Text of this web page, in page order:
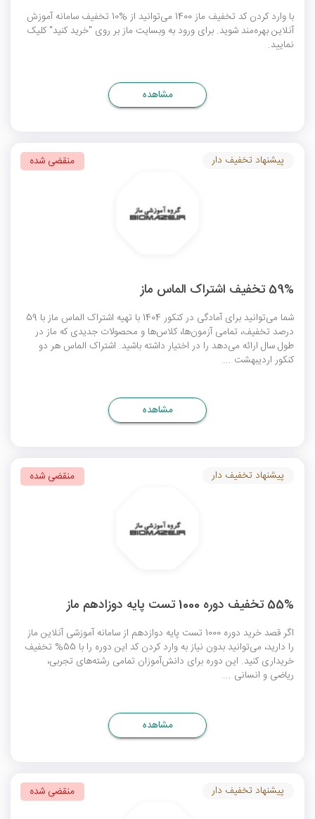
با وارد کردن کد تخفیف ماز 1400 می‌توانید از %10 تخفیف سامانه آموزش
آنلاین بهره‌مند شوید. برای ورود به وبسایت ماز بر روی "خرید کنید" کلیک
نمایید.
مشاهده
59% تخفیف اشتراک الماس ماز
شما می‌توانید برای آمادگی در کنکور 1404 با تهیه اشتراک الماس ماز با 59
درصد تخفیف، تمامی آزمون‌ها، کلاس‌ها و محصولات جدیدی که ماز در
طول سال ارائه می‌دهد را در اختیار داشته باشید. اشتراک الماس هر دو
کنکور اردیبهشت ...
پیشنهاد تخفیف دار منقضی شده
مشاهده
55% تخفیف دوره 1000 تست پایه دوزادهم ماز
اگر قصد خرید دوره 1000 تست پایه دوازدهم از سامانه آموزشی آنلاین ماز
را دارید، می‌توانید بدون نیاز به وارد کردن کد این دوره را با 55% تخفیف
خریداری کنید. این دوره برای دانش‌آموزان تمامی رشته‌های تجربی،
ریاضی و انسانی ...
پیشنهاد تخفیف دار منقضی شده
مشاهده
پیشنهاد تخفیف دار منقضی شده